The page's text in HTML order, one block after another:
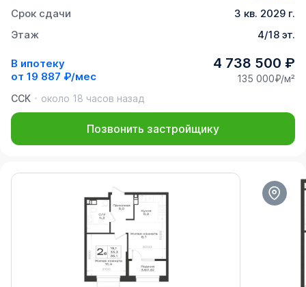
Срок сдачи
3 кв. 2029 г.
Этаж
4/18 эт.
В ипотеку
от 19 887 ₽/мес
4 738 500 ₽
135 000₽/м²
ССК
около 18 часов назад
Позвонить застройщику